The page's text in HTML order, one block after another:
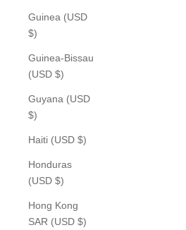
Guinea (USD
$)
Guinea-Bissau
(USD $)
Guyana (USD
$)
Haiti (USD $)
Honduras
(USD $)
Hong Kong
SAR (USD $)